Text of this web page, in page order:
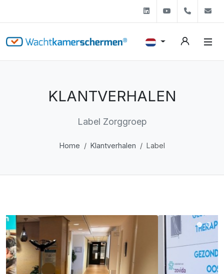
LinkedinYoutube+31
KLANTVERHALEN
Label Zorggroep
Home Klantverhalen Label